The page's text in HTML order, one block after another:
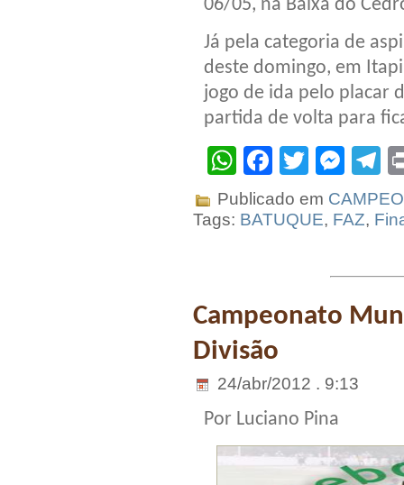
06/05, na Baixa do
Já pela categoria de
deste domingo, em
jogo de ida pelo placar
partida de volta para
WhatsApp
Facebook
Twitter
Publicado em
Tags: BATUQUE, FAZ,
Campeonato
Divisão
24/abr/2012 . 9:13
Por Luciano Pina